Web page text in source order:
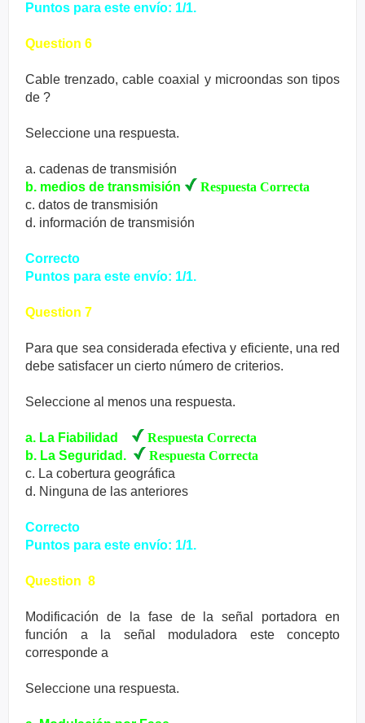
Puntos para este envío: 1/1.
Question 6
Cable trenzado, cable coaxial y microondas son tipos
de ?
Seleccione una respuesta.
a. cadenas de transmisión
b. medios de transmisión
Respuesta Correcta
c. datos de transmisión
d. información de transmisión
Correcto
Puntos para este envío: 1/1.
Question 7
Para que sea considerada efectiva y eficiente, una red
debe satisfacer un cierto número de criterios.
Seleccione al menos una respuesta.
a. La Fiabilidad
Respuesta Correcta
b. La Seguridad.
Respuesta Correcta
c. La cobertura geográfica
d. Ninguna de las anteriores
Correcto
Puntos para este envío: 1/1.
Question 8
Modificación de la fase de la señal portadora en
función a la señal moduladora este concepto
corresponde a
Seleccione una respuesta.